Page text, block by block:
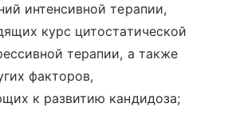
интенсивной терапии,
курс цитостатической
терапии, а также
факторов,
к развитию кандидоза;